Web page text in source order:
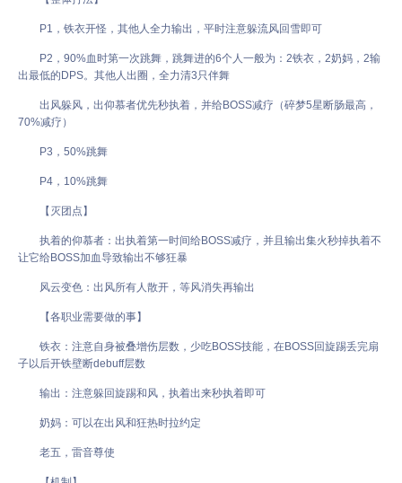
P1，铁衣开怪，其他人全力输出，平时注意躲流风回雪即可
P2，90%血时第一次跳舞，跳舞进的6个人一般为：2铁衣，2奶妈，2输
出最低的DPS。其他人出圈，全力清3只伴舞
出风躲风，出仰慕者优先秒执着，并给BOSS减疗（碎梦5星断肠最高，
70%减疗）
P3，50%跳舞
P4，10%跳舞
【灭团点】
执着的仰慕者：出执着第一时间给BOSS减疗，并且输出集火秒掉执着不
让它给BOSS加血导致输出不够狂暴
风云变色：出风所有人散开，等风消失再输出
【各职业需要做的事】
铁衣：注意自身被叠增伤层数，少吃BOSS技能，在BOSS回旋踢丢完扇
子以后开铁壁断debuff层数
输出：注意躲回旋踢和风，执着出来秒执着即可
奶妈：可以在出风和狂热时拉约定
老五，雷音尊使